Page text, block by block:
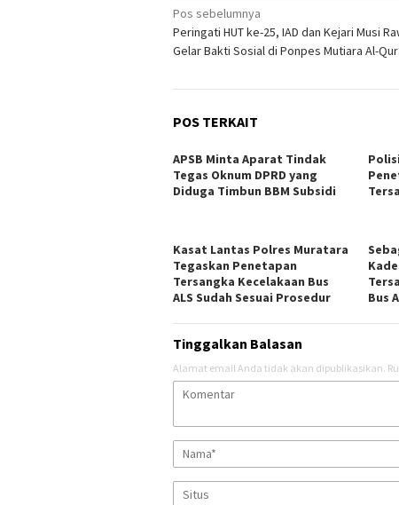
Navigasi
pos
Pos sebelumnya
Peringati HUT ke-25, IAD dan Kejari Musi
Gelar Bakti Sosial di Ponpes Mutiara Al-
POS TERKAIT
APSB Minta Aparat Tindak
Tegas Oknum DPRD yang
Diduga Timbun BBM Subsidi
Kasat Lantas Polres Muratara
Tegaskan Penetapan
Tersangka Kecelakaan Bus
ALS Sudah Sesuai Prosedur
Bus
Tinggalkan Balasan
Alamat email Anda tidak akan dipublikasikan.